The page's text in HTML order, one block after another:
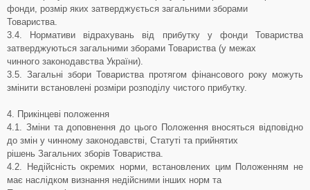
фонди, розмір яких затверджується загальними зборами
Товариства.
3.4. Нормативи відрахувань від прибутку у фонди Товариства
затверджуються загальними зборами Товариства (у межах
чинного законодавства України).
3.5. Загальні збори Товариства протягом фінансового року можуть
змінити встановлені розміри розподілу чистого прибутку.
4. Прикінцеві положення
4.1. Зміни та доповнення до цього Положення вносяться відповідно
до змін у чинному законодавстві, Статуті та прийнятих
рішень Загальних зборів Товариства.
4.2. Недійсність окремих норми, встановлених цим Положенням не
має наслідком визнання недійсними інших норм та